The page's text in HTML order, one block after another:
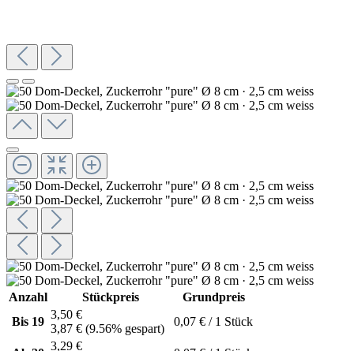
Anzahl Stückpreis
Grundpreis
Bis 19
3,50 €
3,87 € (9.56% gespart)
0,07 € / 1 Stück
3,29 €